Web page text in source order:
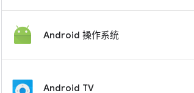
Android 操作系统
Android TV